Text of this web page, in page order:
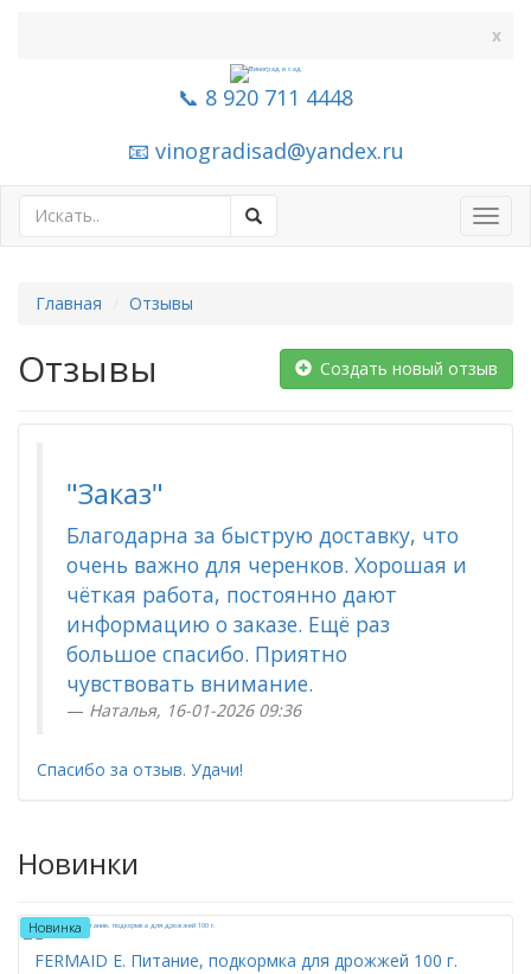
x
📞 8 920 711 4448
📧 vinogradisad@yandex.ru
Главная Отзывы
Отзывы Создать новый отзыв
"Заказ"
Благодарна за быструю доставку, что
очень важно для черенков. Хорошая и
чёткая работа, постоянно дают
информацию о заказе. Ещё раз
большое спасибо. Приятно
чувствовать внимание.
Наталья, 16-01-2026 09:36
Спасибо за отзыв. Удачи!
Новинки
Новинка
FERMAID E. Питание, подкормка для дрожжей 100 г.